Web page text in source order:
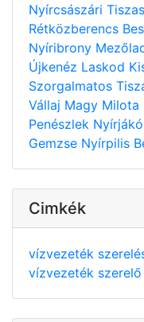
Nyírcsászári
Rétközberencs
Nyíribrony
Újkenéz Laskod
Szorgalmatos
Vállaj Magy Milota
Penészlek Nyírjákó
Gemzse Nyírpilis
Cimkék
vízvezeték
vízvezeték szerelő